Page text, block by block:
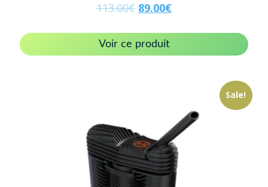
113.00€ 89.00€
Voir ce produit
Sale!